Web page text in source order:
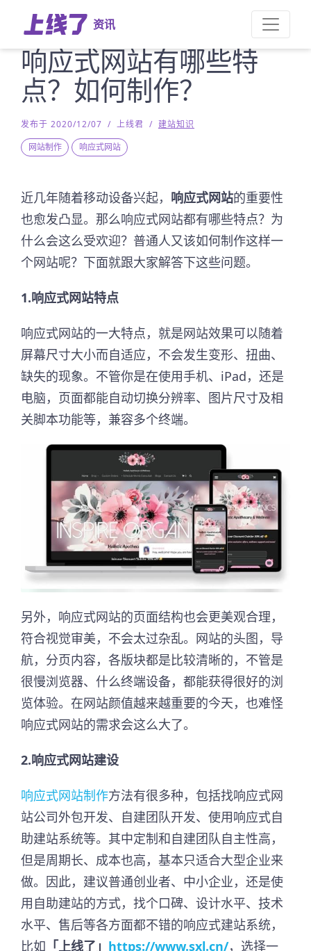
资讯
响应式网站有哪些特
点？如何制作？
发布于 2020/12/07 / 上线君 / 建站知识
网站制作
响应式网站
近几年随着移动设备兴起， 响应式网站的重要性
也愈发凸显。那么响应式网站都有哪些特点？为
什么会这么受欢迎？普通人又该如何制作这样一
个网站呢？下面就跟大家解答下这些问题。
1.响应式网站特点
响应式网站的一大特点，就是网站效果可以随着
屏幕尺寸大小而自适应，不会发生变形、扭曲、
缺失的现象。不管你是在使用手机、iPad，还是
电脑，页面都能自动切换分辨率、图片尺寸及相
关脚本功能等，兼容多个终端。
另外，响应式网站的页面结构也会更美观合理，
符合视觉审美，不会太过杂乱。网站的头图，导
航，分页内容，各版块都是比较清晰的，不管是
很慢浏览器、什么终端设备，都能获得很好的浏
览体验。在网站颜值越来越重要的今天，也难怪
响应式网站的需求会这么大了。
2.响应式网站建设
响应式网站制作方法有很多种，包括找响应式网
站公司外包开发、自建团队开发、使用响应式自
助建站系统等。其中定制和自建团队自主性高，
但是周期长、成本也高，基本只适合大型企业来
做。因此，建议普通创业者、中小企业，还是使
用自助建站的方式，找个口碑、设计水平、技术
水平、售后等各方面都不错的响应式建站系统，
比如 「上线了」 https://www.sxl.cn/，选择一